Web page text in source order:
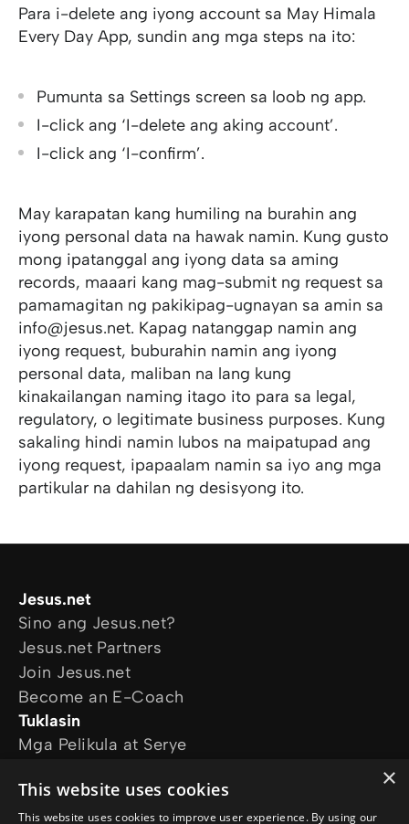
Para i-delete ang iyong account sa May Himala
Every Day App, sundin ang mga steps na ito:
Pumunta sa Settings screen sa loob ng app.
I-click ang ‘I-delete ang aking account’.
I-click ang ‘I-confirm’.
May karapatan kang humiling na burahin ang
iyong personal data na hawak namin. Kung gusto
mong ipatanggal ang iyong data sa aming
records, maaari kang mag-submit ng request sa
pamamagitan ng pakikipag-ugnayan sa amin sa
info@jesus.net. Kapag natanggap namin ang
iyong request, buburahin namin ang iyong
personal data, maliban na lang kung
kinakailangan naming itago ito para sa legal,
regulatory, o legitimate business purposes. Kung
sakaling hindi namin lubos na maipatupad ang
iyong request, ipapaalam namin sa iyo ang mga
partikular na dahilan ng desisyong ito.
Jesus.net
Sino ang Jesus.net?
Jesus.net Partners
Join Jesus.net
Become an E-Coach
Tuklasin
Mga Pelikula at Serye
Magtanong
Mga Katanungan
×
This website uses cookies
This website uses cookies to improve user experience. By using our